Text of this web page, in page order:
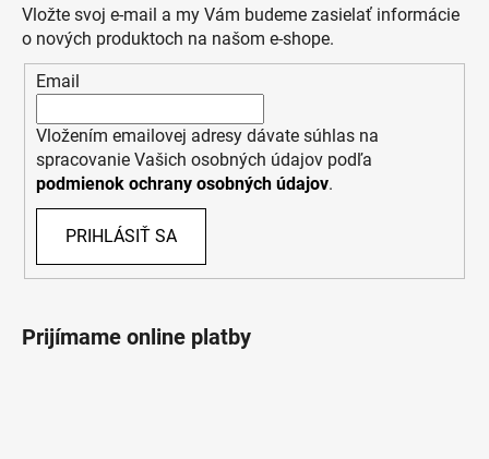
Vložte svoj e-mail a my Vám budeme zasielať informácie
o nových produktoch na našom e-shope.
Email
Vložením emailovej adresy dávate súhlas na
spracovanie Vašich osobných údajov podľa
podmienok ochrany osobných údajov.
PRIHLÁSIŤ SA
Prijímame online platby